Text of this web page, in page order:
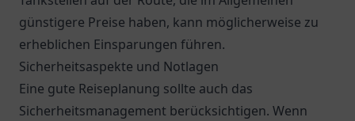
günstigere Preise haben, kann möglicherweise zu
erheblichen Einsparungen führen.
Sicherheitsaspekte und Notlagen
Eine gute Reiseplanung sollte auch das
Sicherheitsmanagement berücksichtigen. Wenn